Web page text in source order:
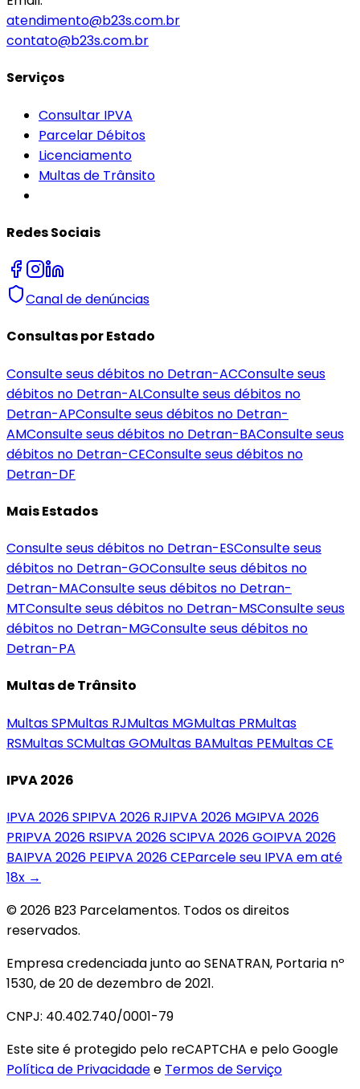
atendimento@b23s.com.br
contato@b23s.com.br
Serviços
Consultar IPVA
Parcelar Débitos
Licenciamento
Multas de Trânsito
Redes Sociais
Canal de denúncias
Consultas por Estado
Consulte seus débitos no Detran-ACConsulte seus
débitos no Detran-ALConsulte seus débitos no
Detran-APConsulte seus débitos no Detran-
AMConsulte seus débitos no Detran-BAConsulte seus
débitos no Detran-CEConsulte seus débitos no
Detran-DF
Mais Estados
Consulte seus débitos no Detran-ESConsulte seus
débitos no Detran-GOConsulte seus débitos no
Detran-MAConsulte seus débitos no Detran-
MTConsulte seus débitos no Detran-MSConsulte seus
débitos no Detran-MGConsulte seus débitos no
Detran-PA
Multas de Trânsito
MultasSPMultas RJMultas MGMultas PRMultas
RSMultasSCMultasGOMultas BAMultas PEMultasCE
IPVA 2026
IPVA 2026SPIPVA 2026 RJIPVA 2026 MGIPVA 2026
PRIPVA 2026 RSIPVA 2026SCIPVA 2026GOIPVA 2026
BAIPVA 2026 PEIPVA 2026CEParcele seu IPVA em até
18x →
© 2026 B23 Parcelamentos. Todos os direitos
reservados.
Empresa credenciada junto ao SENATRAN, Portaria nº
1530, de 20 de dezembro de 2021.
CNPJ: 40.402.740/0001-79
Este site é protegido pelo reCAPTCHA e pelo Google
Política de Privacidadee Termos de Serviço